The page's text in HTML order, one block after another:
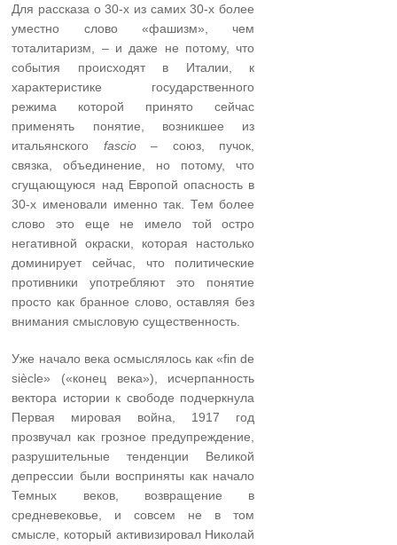
Для рассказа о 30-х из самих 30-х более
уместно слово «фашизм», чем
тоталитаризм, – и даже не потому, что
события происходят в Италии, к
характеристике государственного
режима которой принято сейчас
применять понятие, возникшее из
итальянского fascio– союз, пучок,
связка, объединение, но потому, что
сгущающуюся над Европой опасность в
30-х именовали именно так. Тем более
слово это еще не имело той остро
негативной окраски, которая настолько
доминирует сейчас, что политические
противники употребляют это понятие
просто как бранное слово, оставляя без
внимания смысловую существенность.
Уже начало века осмыслялось как «fin de
siècle» («конец века»), исчерпанность
вектора истории к свободе подчеркнула
Первая мировая война, 1917 год
прозвучал как грозное предупреждение,
разрушительные тенденции Великой
депрессии были восприняты как начало
Темных веков, возвращение в
средневековье, и совсем не в том
смысле, который активизировал Николай